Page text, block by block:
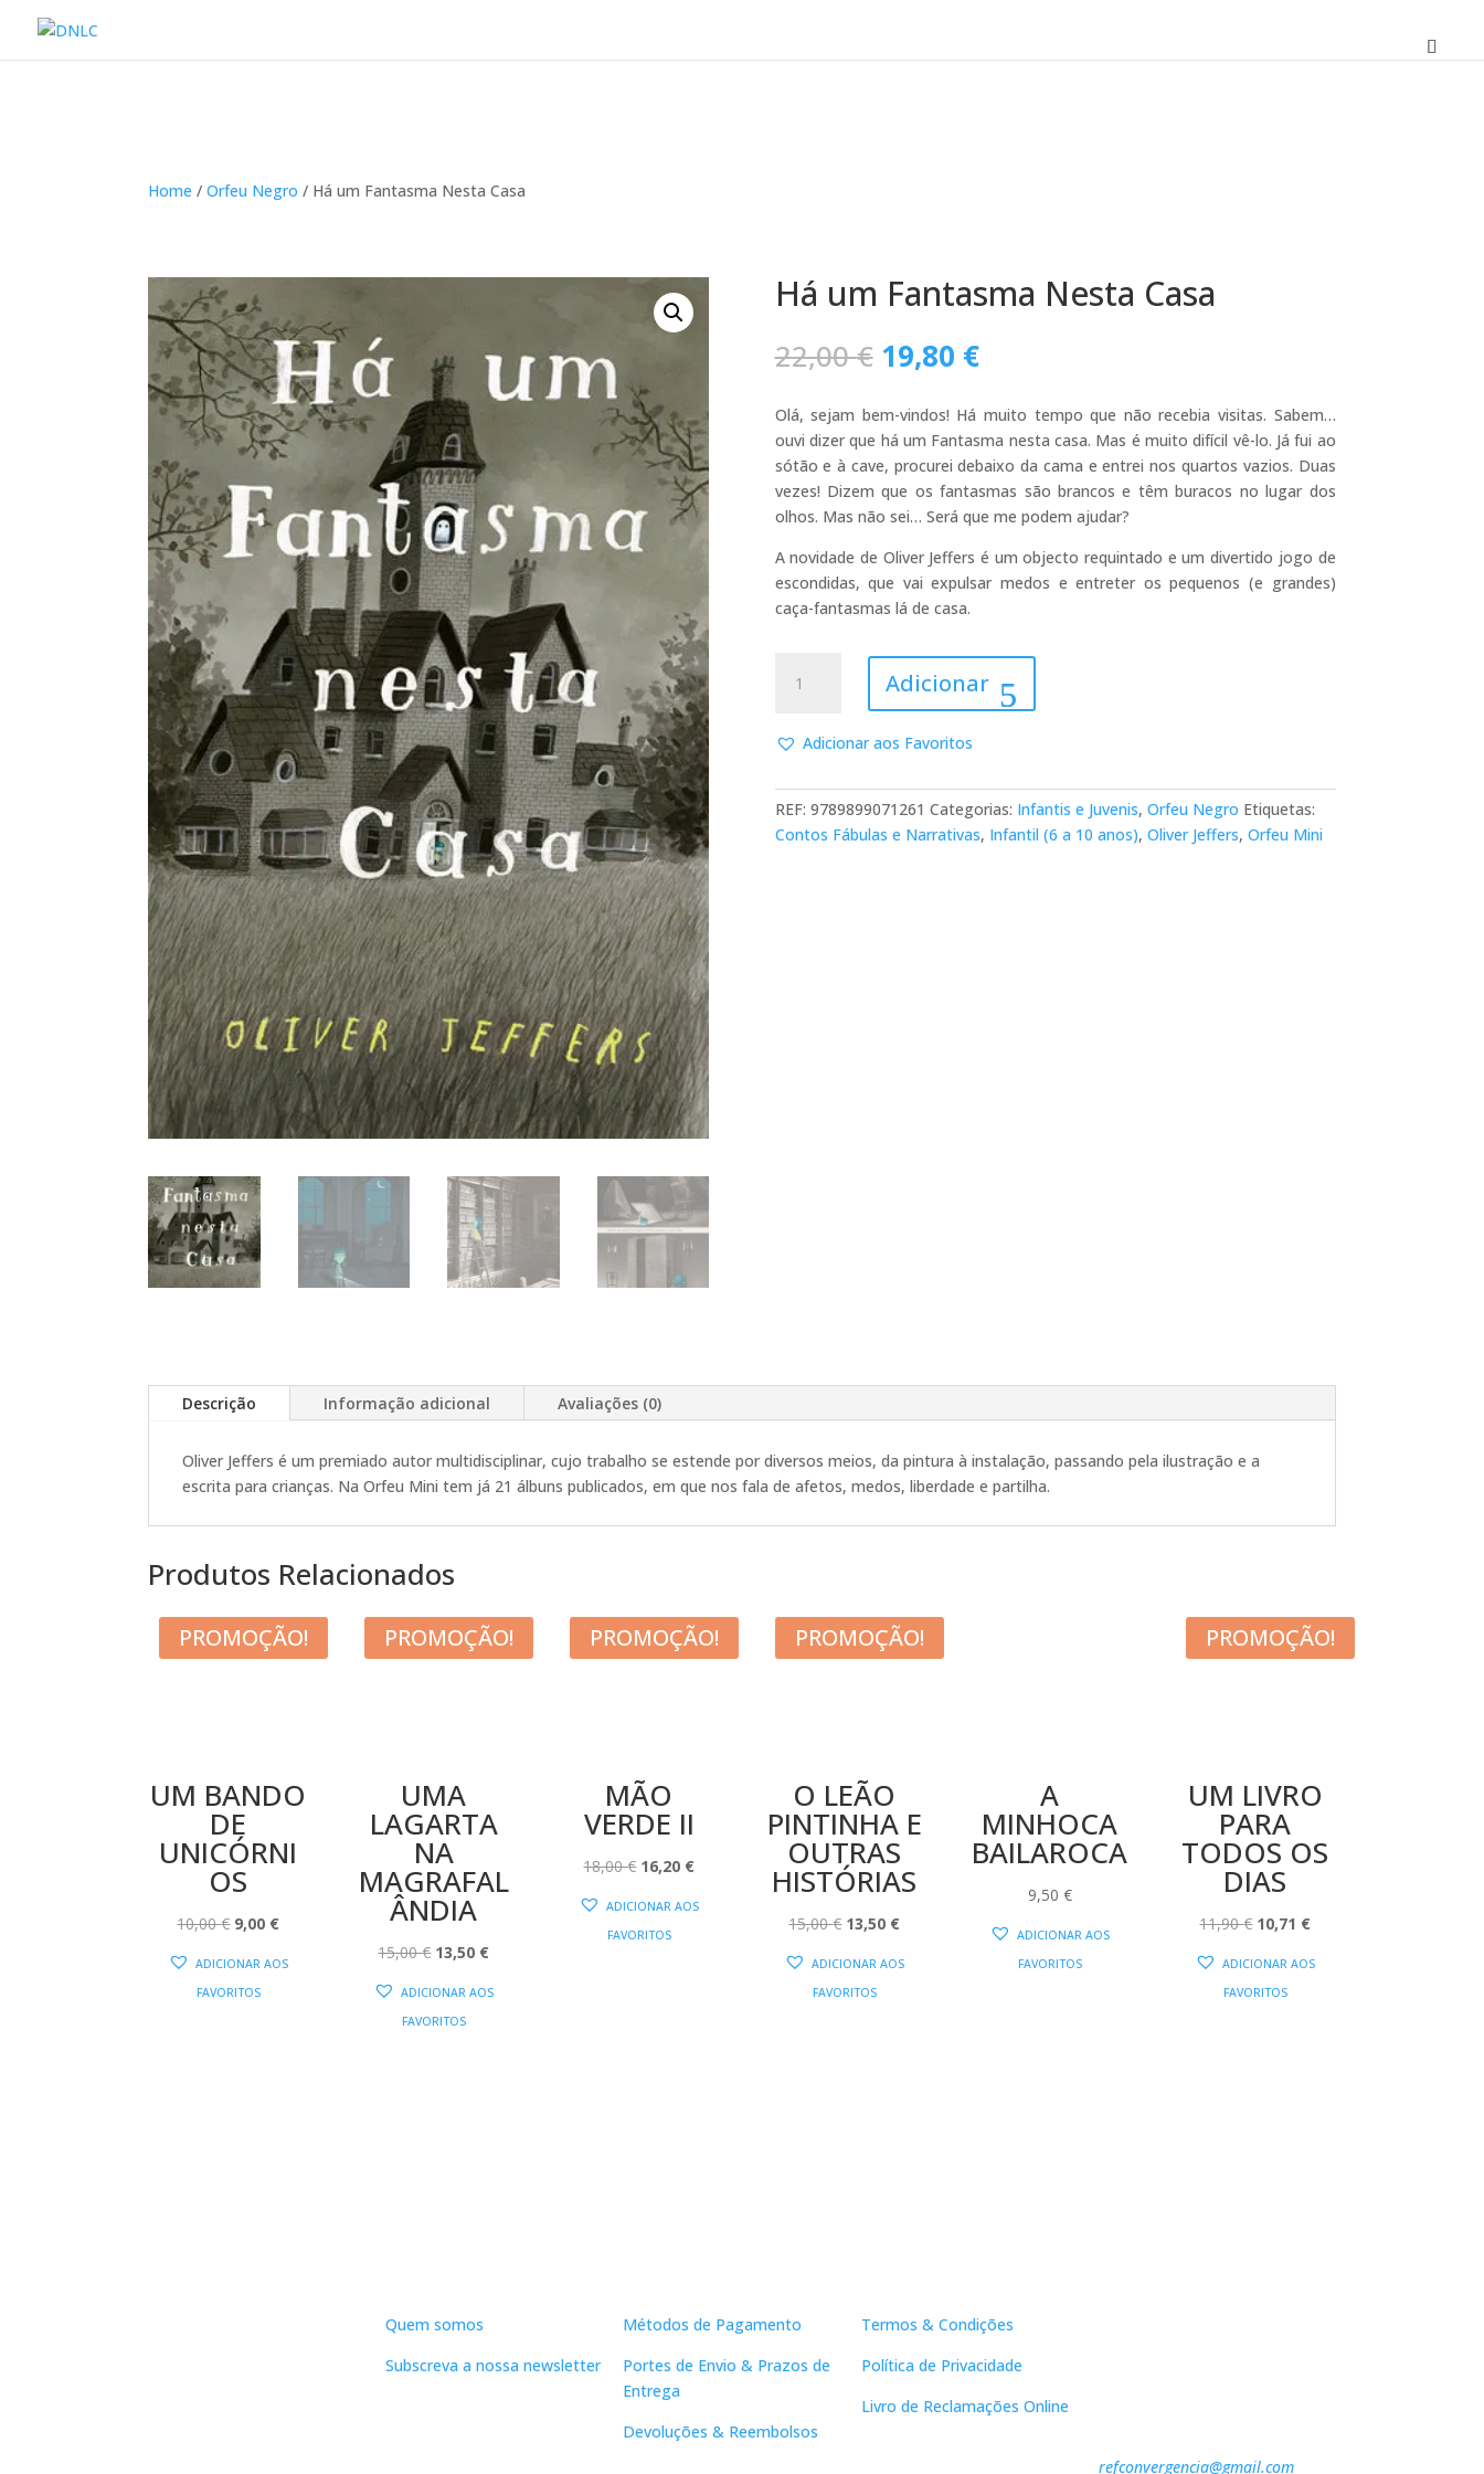
Home /Orfeu Negro / Há um Fantasma Nesta Casa
Há um Fantasma Nesta Casa
22,00€ O
preço
original
era:
22,00 €.
19,80 €O
preço
atual
é:
19,80 €.
Olá, sejam bem-vindos! Há muito tempo que não recebia visitas. Sabem…
ouvi dizer que há um Fantasma nesta casa. Mas é muito difícil vê-lo. Já fui ao
sótão e à cave, procurei debaixo da cama e entrei nos quartos vazios. Duas
vezes! Dizem que os fantasmas são brancos e têm buracos no lugar dos
olhos. Mas não sei… Será que me podem ajudar?
A novidade de Oliver Jeffers é um objecto requintado e um divertido jogo de
escondidas, que vai expulsar medos e entreter os pequenos (e grandes)
caça-fantasmas lá de casa.
um
Nesta
Casa
Adicionar
Adicionar aos Favoritos
REF: 9789899071261 Categorias: Infantis e Juvenis, Orfeu Negro Etiquetas:
Contos Fábulas e Narrativas, Infantil (6 a 10 anos), Oliver Jeffers, Orfeu Mini
Descrição Informação adicional Avaliações (0)
Oliver Jeffers é um premiado autor multidisciplinar, cujo trabalho se estende por diversos meios, da pintura à instalação, passando pela ilustração e a
escrita para crianças. Na Orfeu Mini tem já 21 álbuns publicados, em que nos fala de afetos, medos, liberdade e partilha.
Produtos Relacionados
PROMOÇÃO!
UM BANDO
DE
UNICÓRNI
OS
10,00€ O
9,00 €O
ADICIONAR AOS
FAVORITOS
PROMOÇÃO!
UMA
LAGARTA
NA
MAGRAFAL
ÂNDIA
15,00€ O
13,50 €O
ADICIONAR AOS
FAVORITOS
PROMOÇÃO!
MÃO
VERDE II
18,00€ O
16,20 €O
ADICIONAR AOS
FAVORITOS
PROMOÇÃO!
O LEÃO
PINTINHA E
OUTRAS
HISTÓRIAS
15,00€ O
13,50 €O
ADICIONAR AOS
FAVORITOS
A
MINHOCA
BAILAROCA
9,50 €
ADICIONAR AOS
FAVORITOS
PROMOÇÃO!
UM LIVRO
PARA
TODOS OS
DIAS
11,90€ O
10,71 €O
ADICIONAR AOS
FAVORITOS
Quem somos
Subscreva a nossa newsletter
Métodos de Pagamento
Portes de Envio & Prazos de
Entrega
Devoluções & Reembolsos
Termos & Condições
Política de Privacidade
Livro de Reclamações Online
refconvergencia@gmail.com